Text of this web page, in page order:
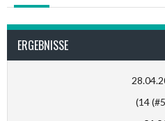
ERGEBNISSE
(14